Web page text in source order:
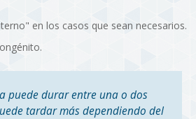
en los casos que sean necesarios.
puede durar entre una o dos
tardar más dependiendo del